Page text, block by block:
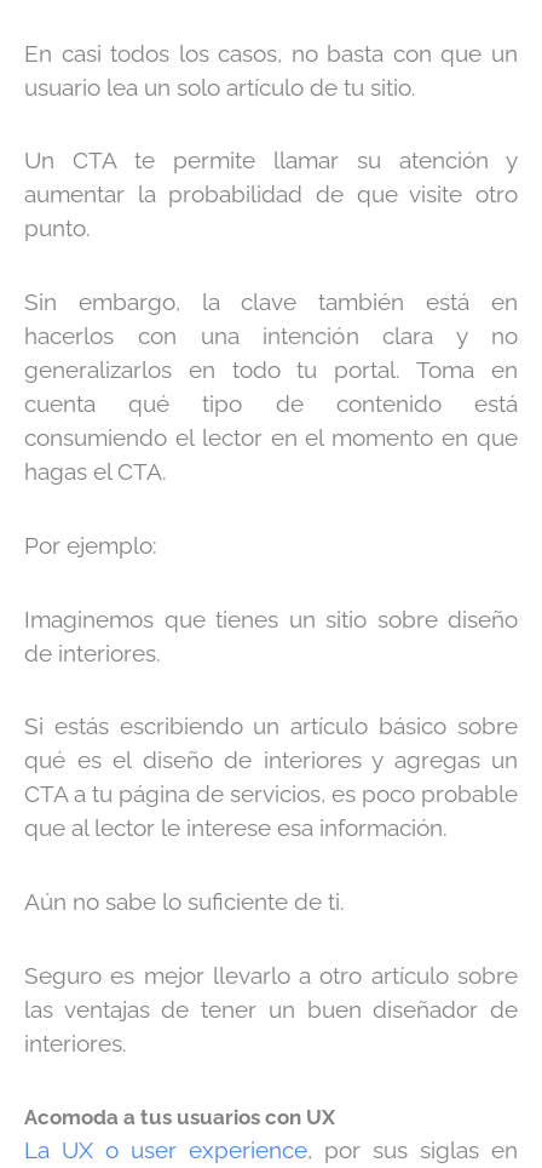
En casi todos los casos, no basta con que un
usuario lea un solo artículo de tu sitio.
Un CTA te permite llamar su atención y
aumentar la probabilidad de que visite otro
punto.
Sin embargo, la clave también está en
hacerlos con una intención clara y no
generalizarlos en todo tu portal. Toma en
cuenta qué tipo de contenido está
consumiendo el lector en el momento en que
hagas el CTA.
Por ejemplo:
Imaginemos que tienes un sitio sobre diseño
de interiores.
Si estás escribiendo un artículo básico sobre
qué es el diseño de interiores y agregas un
CTA a tu página de servicios, es poco probable
que al lector le interese esa información.
Aún no sabe lo suficiente de ti.
Seguro es mejor llevarlo a otro artículo sobre
las ventajas de tener un buen diseñador de
interiores.
Acomoda a tus usuarios con UX
La UX o user experience, por sus siglas en